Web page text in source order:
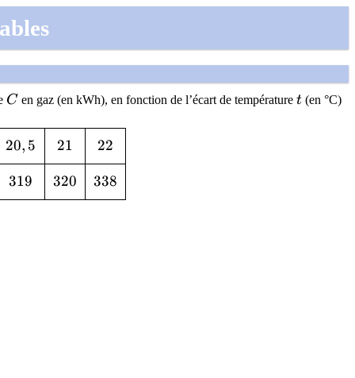
C
C en gaz (en kWh), en fonction de l’écart de températuret
t (en °C)
20,5
20, 5 21
21 22
22
319
319 320
320 338
338